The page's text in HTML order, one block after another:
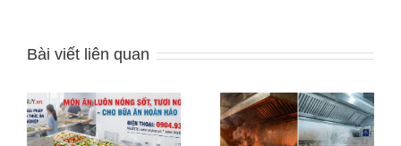
Bài viết liên quan